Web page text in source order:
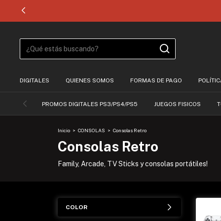
DIGITALES QUIENES SOMOS FORMAS DE PAGO
PROMOS DIGITALES PS3/PS4/PS5 JUEGOS FISICOS
Inicio > CONSOLAS > Consolas Retro
Consolas Retro
Family, Arcade, TV Sticks y consolas portátiles!
COLOR